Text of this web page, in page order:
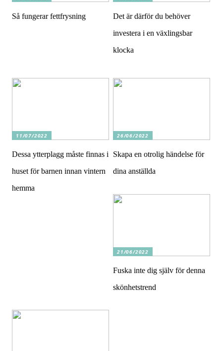
Så fungerar fettfrysning
Det är därför du behöver
investera i en växlingsbar
klocka
11/07/2022
Dessa ytterplagg måste finnas i
huset för barnen innan vintern
hemma
26/06/2022
Skapa en otrolig händelse för
dina anställda
21/06/2022
Fuska inte dig själv för denna
skönhetstrend